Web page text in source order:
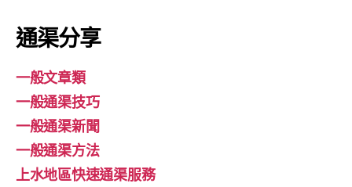
通渠分享
一般文章類
一般通渠技巧
一般通渠新聞
一般通渠方法
上水地區快速通渠服務